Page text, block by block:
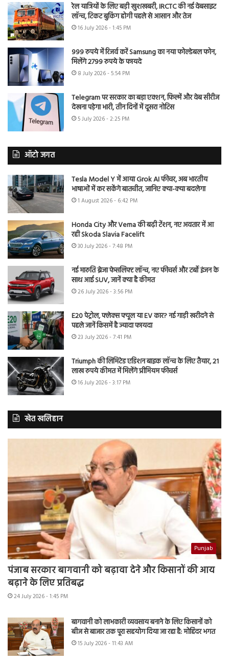
रेल यात्रियों के लिए बड़ी खुशखबरी, IRCTC की नई वेबसाइट
लॉन्च, टिकट बुकिंग होगी पहले से आसान और तेज
16 July 2026 - 1:45 PM
999 रुपये में रिजर्व करें Samsung का नया फोल्डेबल फोन,
मिलेंगे 2799 रुपये के फायदे
8 July 2026 - 5:54 PM
Telegram पर सरकार का बड़ा एक्शन, फिल्में और वेब सीरीज
देखना पड़ेगा भारी, तीन दिनों में दूसरा नोटिस
5 July 2026 - 2:25 PM
ऑटो जगत
Tesla Model Y में आया Grok AI फीचर, अब भारतीय
भाषाओं में कर सकेंगे बातचीत, जानिए क्या-क्या बदलेगा
1 August 2026 - 6:42 PM
Honda City और Verna की बढ़ी टेंशन, नए अवतार में आ
रही Skoda Slavia Facelift
30 July 2026 - 7:48 PM
नई मारुति ब्रेजा फेसलिफ्ट लॉन्च, नए फीचर्स और टर्बो इंजन के
साथ आई SUV, जानें क्या है कीमत
26 July 2026 - 3:56 PM
E20 पेट्रोल, फ्लेक्स फ्यूल या EV कार? नई गाड़ी खरीदने से
पहले जानें किसमें है ज्यादा फायदा
23 July 2026 - 7:41 PM
Triumph की लिमिटेड एडिशन बाइक लॉन्च के लिए तैयार, 21
लाख रुपये कीमत में मिलेंगे प्रीमियम फीचर्स
16 July 2026 - 3:17 PM
खेत खलिहान
Punjab
पंजाब सरकार बागवानी को बढ़ावा देने और किसानों की आय
बढ़ाने के लिए प्रतिबद्ध
24 July 2026 - 1:45 PM
बागवानी को लाभकारी व्यवसाय बनाने के लिए किसानों को
बीज से बाजार तक पूरा सहयोग दिया जा रहा है: मोहिंदर भगत
15 July 2026 - 11:43 AM